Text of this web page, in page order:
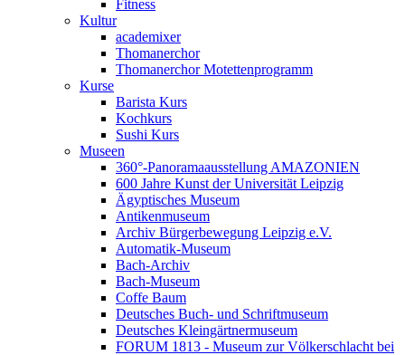
Fitness
Kultur
academixer
Thomanerchor
Thomanerchor Motettenprogramm
Kurse
Barista Kurs
Kochkurs
Sushi Kurs
Museen
360°-Panoramaausstellung AMAZONIEN
600 Jahre Kunst der Universität Leipzig
Ägyptisches Museum
Antikenmuseum
Archiv Bürgerbewegung Leipzig e.V.
Automatik-Museum
Bach-Archiv
Bach-Museum
Coffe Baum
Deutsches Buch- und Schriftmuseum
Deutsches Kleingärtnermuseum
FORUM 1813 - Museum zur Völkerschlacht bei